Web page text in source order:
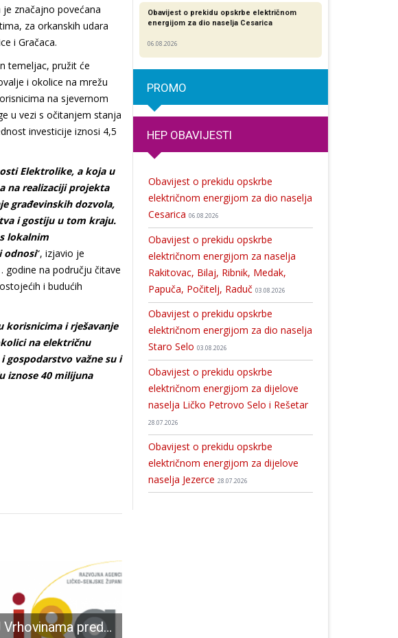
značajno povećana
za orkanskih udara
i Gračaca.
temeljac, pružit će
i okolice na mrežu
na sjevernom
u vezi s očitanjem stanja
investicije iznosi 4,5
Elektrolike, a koja u
na realizaciji projekta
građevinskih dozvola,
i gostiju u tom kraju.
lokalnim
odnosi“, izjavio je
godine na području čitave
i budućih
korisnicima i rješavanje
na električnu
gospodarstvo važne su i
iznose 40 milijuna
U Vrhovinama predstavljanje europskih mjera financiranja
Obavijest o prekidu opskrbe električnom
energijom za dio naselja Cesarica
06.08.2026
PROMO
HEP OBAVIJESTI
Obavijest o prekidu opskrbe
električnom energijom za dio naselja
Cesarica 06.08.2026
Obavijest o prekidu opskrbe
električnom energijom za naselja
Rakitovac, Bilaj, Ribnik, Medak,
Papuča, Počitelj, Raduč 03.08.2026
Obavijest o prekidu opskrbe
električnom energijom za dio naselja
Staro Selo 03.08.2026
Obavijest o prekidu opskrbe
električnom energijom za dijelove
naselja Ličko Petrovo Selo i Rešetar
28.07.2026
Obavijest o prekidu opskrbe
električnom energijom za dijelove
naselja Jezerce 28.07.2026